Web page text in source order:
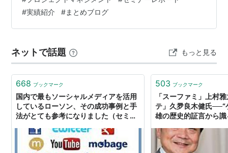
ただいたり、小学校への出前講義を行ったり。コパイロ
ツトが蓄積してきた知見を、より多くの、そして幅広い
方々に届ける活動ができた1年だったように思います。 毎
ト」という形でご報告してきましたが、ここであらため
て1年間をふりかえってみます…
#実績紹介 #まとめブログ
ネットで話題 もっと見る
668 ブックマーク
国内で最もソーシャルメディアを活用
しているローソン、その成功事例と手
法がとても参考になりました（セミナ
ンドメディア運営者のための実践的情
報とコミュニティ
503 ブックマーク
「スーファミ」上村
テ」久夛良木健氏──“
雄の歴史的証言から
レポート】